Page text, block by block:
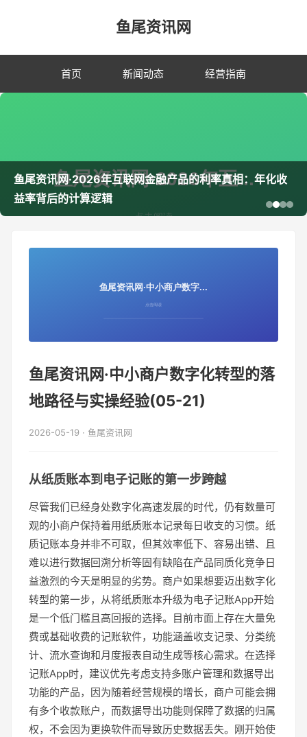
鱼尾资讯网
首页 新闻动态 经营指南
鱼尾资讯网·2026年互联网金融产品的利率真相：年化收
益率背后的计算逻辑
鱼尾资讯网·中小商户数字化转型的落
地路径与实操经验(05-21)
2026-05-19 · 鱼尾资讯网
从纸质账本到电子记账的第一步跨越
尽管我们已经身处数字化高速发展的时代，仍有数量可
观的小商户保持着用纸质账本记录每日收支的习惯。纸
质记账本身并非不可取，但其效率低下、容易出错、且
难以进行数据回溯分析等固有缺陷在产品同质化竞争日
益激烈的今天是明显的劣势。商户如果想要迈出数字化
转型的第一步，从将纸质账本升级为电子记账App开始
是一个低门槛且高回报的选择。目前市面上存在大量免
费或基础收费的记账软件，功能涵盖收支记录、分类统
计、流水查询和月度报表自动生成等核心需求。在选择
记账App时，建议优先考虑支持多账户管理和数据导出
功能的产品，因为随着经营规模的增长，商户可能会拥
有多个收款账户，而数据导出功能则保障了数据的归属
权，不会因为更换软件而导致历史数据丢失。刚开始使